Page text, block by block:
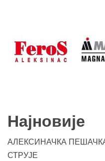
Најновије
АЛЕКСИНАЧКА
СТРУЈЕ